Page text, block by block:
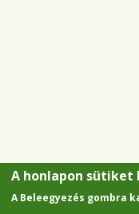
A honlapon sütiket
A Beleegyezés gombra